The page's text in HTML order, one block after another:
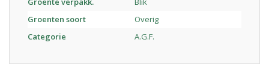
Groenten soort
Overig
Categorie
A.G.F.